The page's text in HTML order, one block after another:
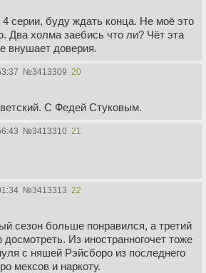
4 серии, буду ждать конца. Не моё это
Два холма заебись что ли? Чёт эта
внушает доверия.
№3413309 20
С Федей Стуковым.
№3413310 21
№3413313 22
сезон больше понравился, а третий
Из иностранногочет тоже
с няшей Рэйсборо из последнего
мексов и наркоту.